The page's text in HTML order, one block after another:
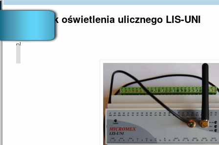
Sterownik oświetlenia ulicznego LIS-UNI
pl